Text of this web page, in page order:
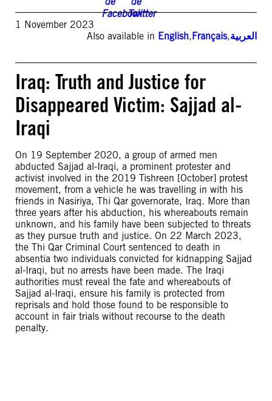
1 November 2023
Also available in English,Français,العربية
Iraq: Truth and Justice for
Disappeared Victim: Sajjad al-
Iraqi
On 19 September 2020, a group of armed men
abducted Sajjad al-Iraqi, a prominent protester and
activist involved in the 2019 Tishreen [October] protest
movement, from a vehicle he was travelling in with his
friends in Nasiriya, Thi Qar governorate, Iraq. More than
three years after his abduction, his whereabouts remain
unknown, and his family have been subjected to threats
as they pursue truth and justice. On 22 March 2023,
the Thi Qar Criminal Court sentenced to death in
absentia two individuals convicted for kidnapping Sajjad
al-Iraqi, but no arrests have been made. The Iraqi
authorities must reveal the fate and whereabouts of
Sajjad al-Iraqi, ensure his family is protected from
reprisals and hold those found to be responsible to
account in fair trials without recourse to the death
penalty.